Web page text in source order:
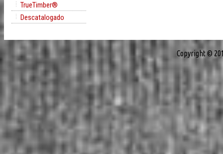
TrueTimber®
Descatalogado
Copyright ©